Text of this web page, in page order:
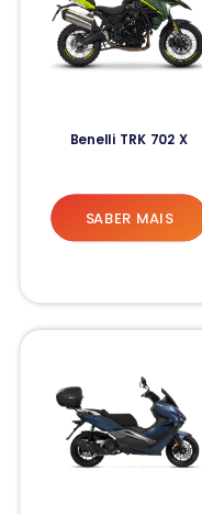
Benelli TRK 702 X
SABER MAIS